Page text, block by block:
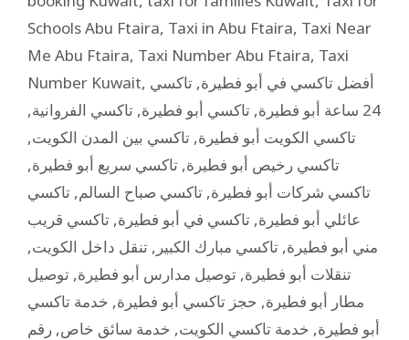
Schools Abu Ftaira, Taxi in Abu Ftaira, Taxi Near
Me Abu Ftaira, Taxi Number Abu Ftaira, Taxi
Number Kuwait, أفضل تاكسي في أبو فطيرة, تاكسي
24 ساعة أبو فطيرة
, تاكسي أبو فطيرة, تاكسي الفروانية,
تاكسي الكويت أبو فطيرة, تاكسي بين المدن الكويت,
تاكسي رخيص أبو فطيرة, تاكسي سريع أبو فطيرة,
تاكسي شركات أبو فطيرة, تاكسي صباح السالم, تاكسي
عائلي أبو فطيرة, تاكسي في أبو فطيرة, تاكسي قريب
مني أبو فطيرة, تاكسي مبارك الكبير , تنقل داخل الكويت,
تنقلات أبو فطيرة, توصيل مدارس أبو فطيرة, توصيل
مطار أبو فطيرة, حجز تاكسي أبو فطيرة, خدمة تاكسي
أبو فطيرة, خدمة تاكسي الكويت, خدمة سائق خاص, رقم